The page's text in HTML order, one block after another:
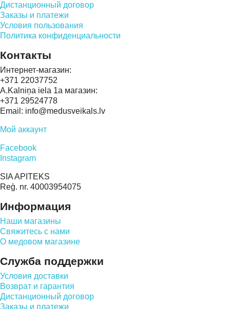
Дистанционный договор
Заказы и платежи
Условия пользования
Политика конфиденциальности
Контакты
Интернет-магазин:
+371 22037752
A.Kalniņa iela 1a магазин:
+371 29524778
Email: info@medusveikals.lv
Мой аккаунт
Facebook
Instagram
SIA APITEKS
Reģ. nr. 40003954075
Информация
Наши магазины
Свяжитесь с нами
О медовом магазине
Служба поддержки
Условия доставки
Возврат и гарантия
Дистанционный договор
Заказы и платежи